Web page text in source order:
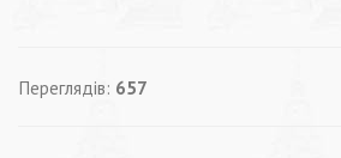
Переглядів: 657